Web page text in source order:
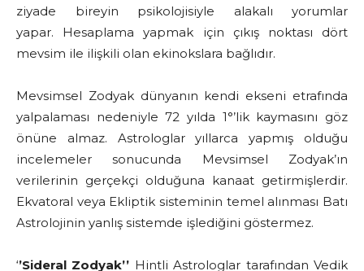
ziyade bireyin psikolojisiyle alakalı yorumlar
yapar. Hesaplama yapmak için çıkış noktası dört
mevsim ile ilişkili olan ekinokslara bağlıdır.
Mevsimsel Zodyak dünyanın kendi ekseni etrafında
yalpalaması nedeniyle 72 yılda 1°’lik kaymasını göz
önüne almaz. Astrologlar yıllarca yapmış olduğu
incelemeler sonucunda Mevsimsel Zodyak’ın
verilerinin gerçekçi olduğuna kanaat getirmişlerdir.
Ekvatoral veya Ekliptik sisteminin temel alınması Batı
Astrolojinin yanlış sistemde işlediğini göstermez.
‘’Sideral Zodyak’’ Hintli Astrologlar tarafından Vedik